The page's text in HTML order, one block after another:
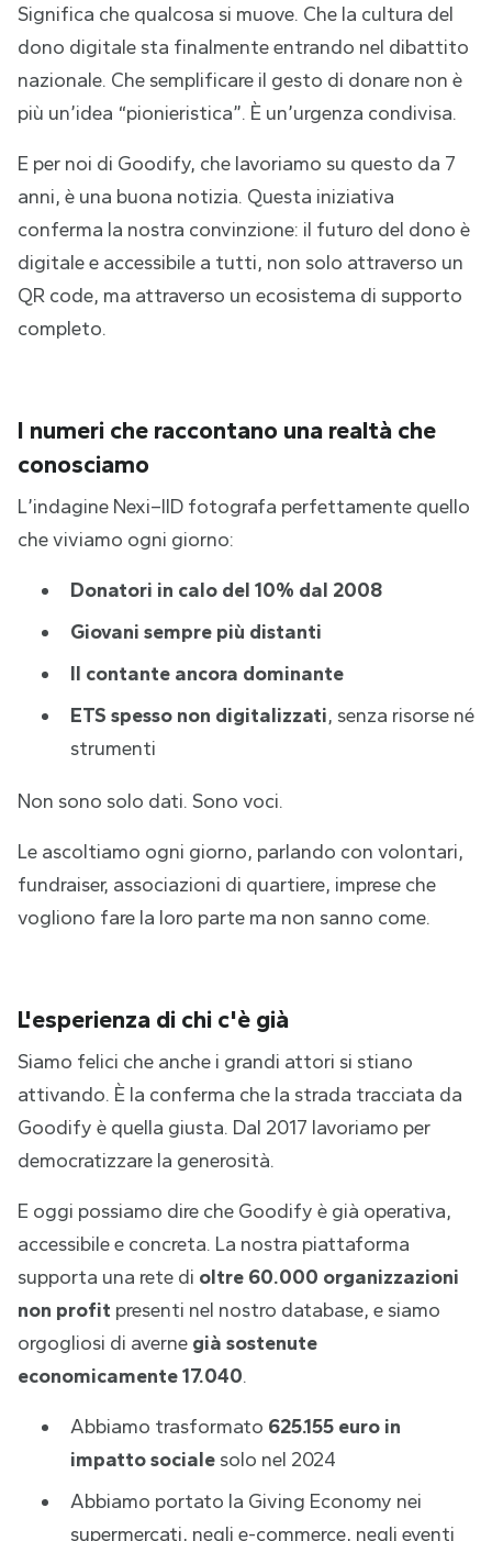
Significa che qualcosa si muove. Che la cultura del
dono digitale sta finalmente entrando nel dibattito
nazionale. Che semplificare il gesto di donare non è
più un’idea “pionieristica”. È un’urgenza condivisa.
E per noi di Goodify, che lavoriamo su questo da 7
anni, è una buona notizia. Questa iniziativa
conferma la nostra convinzione: il futuro del dono è
digitale e accessibile a tutti, non solo attraverso un
QR code, ma attraverso un ecosistema di supporto
completo.
I numeri che raccontano una realtà che
conosciamo
L’indagine Nexi–IID fotografa perfettamente quello
che viviamo ogni giorno:
Donatori in calo del 10% dal 2008
Giovani sempre più distanti
Il contante ancora dominante
ETS spesso non digitalizzati, senza risorse né
strumenti
Non sono solo dati. Sono voci.
Le ascoltiamo ogni giorno, parlando con volontari,
fundraiser, associazioni di quartiere, imprese che
vogliono fare la loro parte ma non sanno come.
L'esperienza di chi c'è già
Siamo felici che anche i grandi attori si stiano
attivando. È la conferma che la strada tracciata da
Goodify è quella giusta. Dal 2017 lavoriamo per
democratizzare la generosità.
E oggi possiamo dire che Goodify è già operativa,
accessibile e concreta. La nostra piattaforma
supporta una rete di oltre 60.000 organizzazioni
non profit presenti nel nostro database, e siamo
orgogliosi di averne già sostenute
economicamente 17.040.
Abbiamo trasformato 625.155 euro in
impatto sociale solo nel 2024
Abbiamo portato la Giving Economy nei
supermercati, negli e-commerce, negli eventi